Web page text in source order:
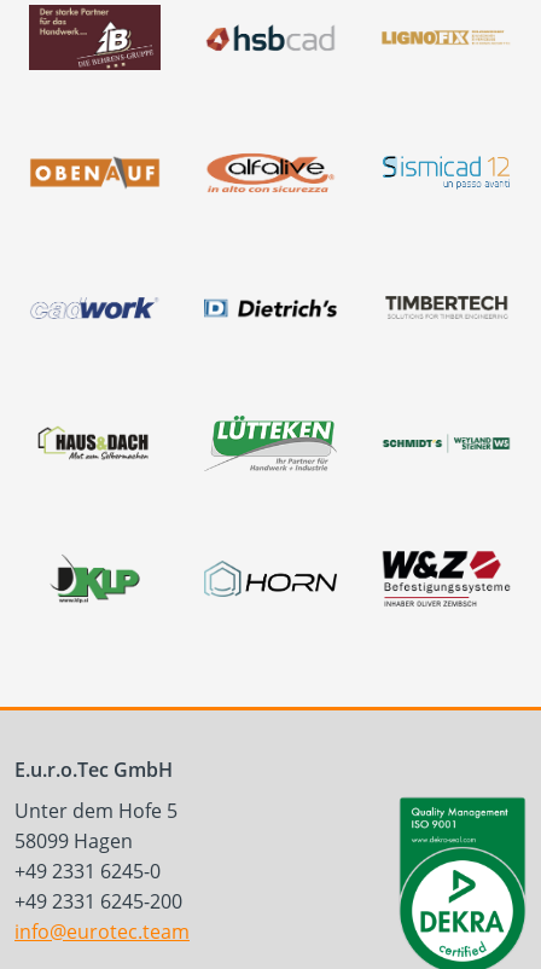
E.u.r.o.Tec GmbH
Unter dem Hofe 5
58099 Hagen
+49 2331 6245-0
+49 2331 6245-200
info@eurotec.team